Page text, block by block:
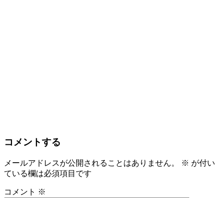
コメントする
メールアドレスが公開されることはありません。 ※ が付い
ている欄は必須項目です
コメント ※